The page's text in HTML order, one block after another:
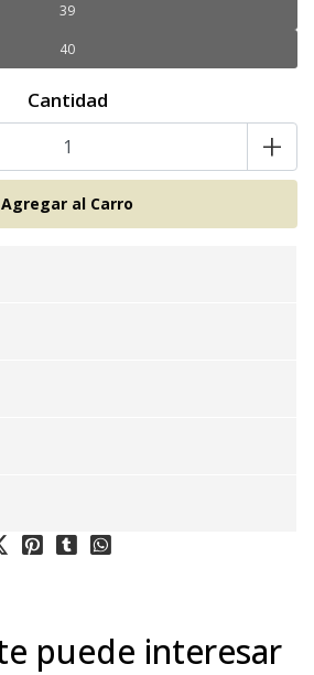
39
40
Cantidad
+
puede interesar